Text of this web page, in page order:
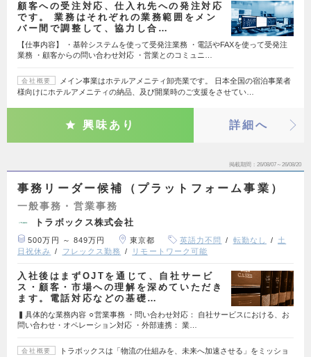
顧客への受注対応、仕入れ先への発注対応
です。 業務はそれぞれの業務範囲をメン
バー間で調整して、協力し合…
【仕事内容】 ・基幹システムを使って受発注業務 ・電話やFAXを使って受発注
業務 ・顧客からの問い合わせ対応 ・営業とのコミュニ…
会社概要
メイン事業はホテルアメニティ卸売業です。 日本全国の宿泊事業者
様向けにホテルアメニティの納品、及び開業時のご支援をさせてい…
興味あり 詳細へ
掲載期間 26/08/07～26/08/20
事務リーダー候補（プラットフォーム事業）
一般事務・営業事務
トラボックス株式会社
500万円 ～ 849万円 東京都 英語力不問 転勤なし
土
日祝休み
フレックス勤務 リモートワーク可能
入社後はまずOJTを通じて、自社サービ
ス・顧客・市場への理解を深めていただき
ます。電話対応などの基礎…
▍具体的な業務内容 ⚪︎営業事務 ・問い合わせ対応： 自社サービスにおける、お
問い合わせ・オペレーション対応 ・外部連携： 業…
会社概要
トラボックスは「物流の仕組みを、未来へ加速させる」をミッショ